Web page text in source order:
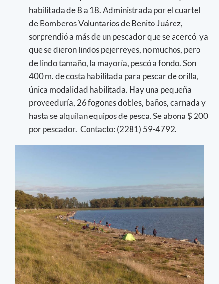
habilitada de 8 a 18. Administrada por el cuartel
de Bomberos Voluntarios de Benito Juárez,
sorprendió a más de un pescador que se acercó, ya
que se dieron lindos pejerreyes, no muchos, pero
de lindo tamaño, la mayoría, pescó a fondo. Son
400 m. de costa habilitada para pescar de orilla,
única modalidad habilitada. Hay una pequeña
proveeduría, 26 fogones dobles, baños, carnada y
hasta se alquilan equipos de pesca. Se abona $ 200
por pescador. Contacto: (2281) 59-4792.